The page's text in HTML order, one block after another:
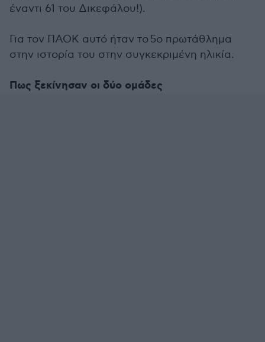
έναντι 61 του Δικεφάλου!).
Για τον ΠΑΟΚ αυτό ήταν το 5ο πρωτάθλημα
στην ιστορία του στην συγκεκριμένη ηλικία.
Πως ξεκίνησαν οι δύο ομάδες